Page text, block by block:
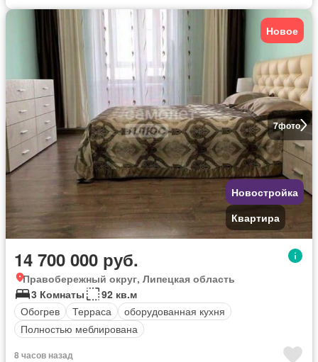
7фото
Новое
Новостройка
Квартира
14 700 000 руб.
Правобережный округ, Липецкая область
3 Комнаты
92 кв.м
Обогрев
Терраса
оборудованная кухня
Полностью меблирована
8 часов назад